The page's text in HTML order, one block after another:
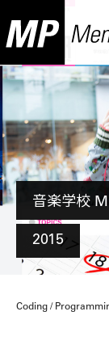
音楽学校
2015
Coding /